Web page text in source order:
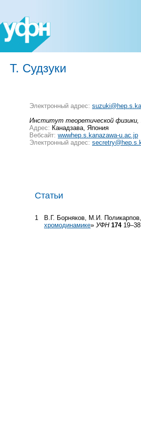
Т. Судзуки
Электронный адрес:
Институт теоретической физики,
Адрес: Канадзава, Япония
Вебсайт: wwwhep.s.kanazawa-u.ac.jp
Электронный адрес:
Статьи
1 В.Г. Борняков, М.И.
хромодинамике» УФН 17419–38